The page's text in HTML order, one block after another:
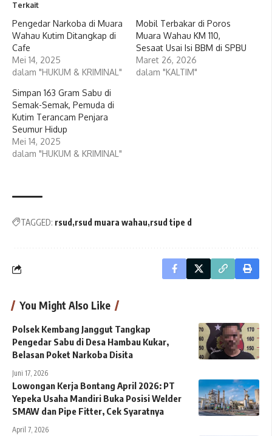
Terkait
Pengedar Narkoba di Muara
Wahau Kutim Ditangkap di
Cafe
Mei 14, 2025
dalam "HUKUM & KRIMINAL"
Mobil Terbakar di Poros
Muara Wahau KM 110,
Sesaat Usai Isi BBM di SPBU
Maret 26, 2026
dalam "KALTIM"
Simpan 163 Gram Sabu di
Semak-Semak, Pemuda di
Kutim Terancam Penjara
Seumur Hidup
Mei 14, 2025
dalam "HUKUM & KRIMINAL"
TAGGED: rsud rsud muara wahau rsud tipe d
You Might Also Like
Polsek Kembang Janggut Tangkap
Pengedar Sabu di Desa Hambau Kukar,
Belasan Poket Narkoba Disita
Juni 17, 2026
Lowongan Kerja Bontang April 2026: PT
Yepeka Usaha Mandiri Buka Posisi Welder
SMAW dan Pipe Fitter, Cek Syaratnya
April 7, 2026